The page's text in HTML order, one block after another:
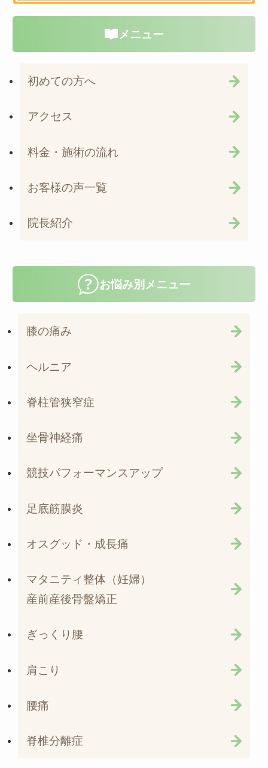
メニュー
初めての方へ
アクセス
料金・施術の流れ
お客様の声一覧
院長紹介
お悩み別メニュー
膝の痛み
ヘルニア
脊柱管狭窄症
坐骨神経痛
競技パフォーマンスアップ
足底筋膜炎
オスグッド・成長痛
マタニティ整体（妊婦）
産前産後骨盤矯正
ぎっくり腰
肩こり
腰痛
脊椎分離症